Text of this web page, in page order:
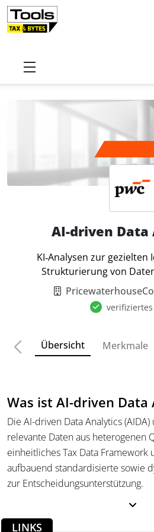
Startseite
AI-driven Data
KI‑Analysen zur
Strukturierung von
Übersicht Merkmale
Was ist AI-driven Data
Die AI-driven Data Analytics
relevante Daten aus heterogenen
einheitliches Tax Data
aufbauend standardisierte sowie
zur Entscheidungsunterstützung.
Was kann die AI-
LINKS